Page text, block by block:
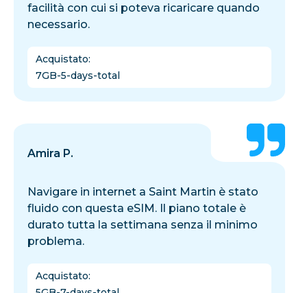
facilità con cui si poteva ricaricare quando
necessario.
Acquistato:
7GB-5-days-total
Amira P.
Navigare in internet a Saint Martin è stato
fluido con questa eSIM. Il piano totale è
durato tutta la settimana senza il minimo
problema.
Acquistato: